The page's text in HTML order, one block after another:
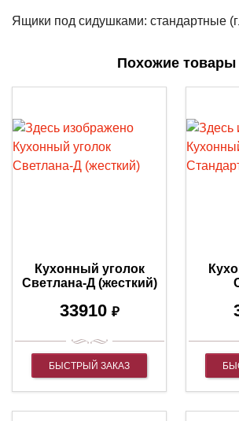
Ящики под сидушками: стандартные
Похожие товары
Кухонный уголок
Светлана-Д (жесткий)
33910 ₽
БЫСТРЫЙ ЗАКАЗ